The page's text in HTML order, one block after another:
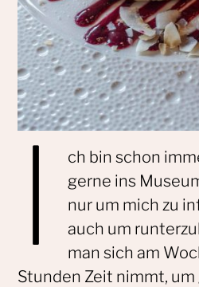
I
ch bin schon
gerne ins
nur um mich zu
auch um
man sich am
Stunden Zeit nimmt,